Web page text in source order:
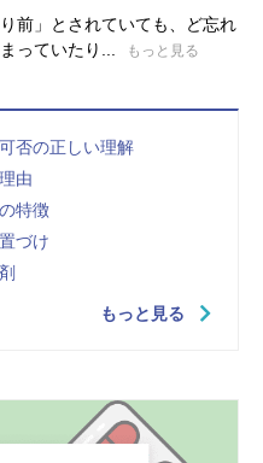
前」とされていても、ど忘れ
っていたり...
もっと見る
否の正しい理解
由
特徴
づけ
もっと見る